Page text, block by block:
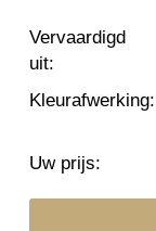
Vervaardigd
uit:
Kleurafwerking:
Uw prijs: